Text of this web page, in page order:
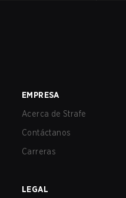
EMPRESA
Acerca de Strafe
Contáctanos
Carreras
LEGAL